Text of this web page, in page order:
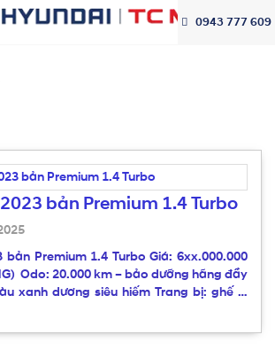
0943 777 609
bản Premium 1.4 Turbo
bản Premium 1.4 Turbo Giá: 6xx.000.000
Odo: 20.000 km – bảo dưỡng hãng đầy
xanh dương siêu hiếm Trang bị: ghế …